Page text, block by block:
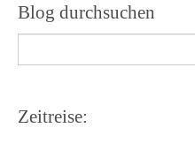
Blog durchsuchen
Zeitreise: